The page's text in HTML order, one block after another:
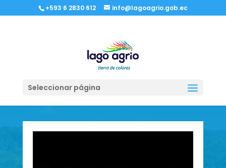
+593 6 2830 612 info@lagoagrio.gob.ec
Seleccionar página
PARROQUIA DURENO